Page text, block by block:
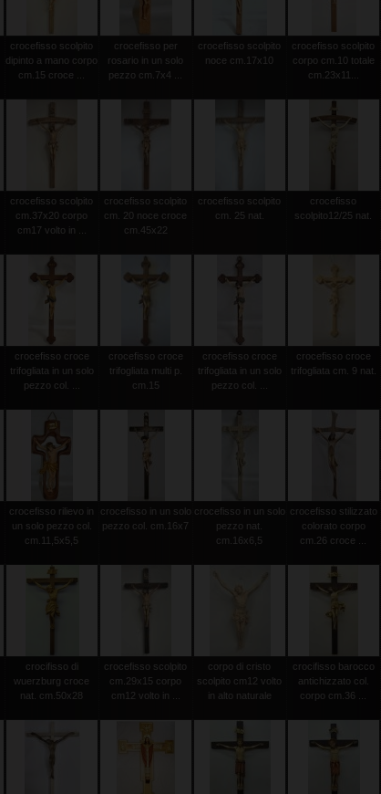
crocefisso scolpito
dipinto a mano corpo
cm.15 croce ...
crocefisso per
rosario in un solo
pezzo cm.7x4 ...
crocefisso scolpito
noce cm.17x10
crocefisso scolpito
corpo cm.10 totale
cm.23x11...
crocefisso scolpito
cm.37x20 corpo
cm17 volto in ...
crocefisso scolpito
cm. 20 noce croce
cm.45x22
crocefisso scolpito
cm. 25 nat.
crocefisso
scolpito12/25 nat.
crocefisso croce
trifogliata in un solo
pezzo col. ...
crocefisso croce
trifogliata multi p.
cm.15
crocefisso croce
trifogliata in un solo
pezzo col. ...
crocefisso croce
trifogliata cm. 9 nat.
crocefisso rilievo in
un solo pezzo col.
cm.11,5x5,5
crocefisso in un solo
pezzo col. cm.16x7
crocefisso in un solo
pezzo nat.
cm.16x6,5
crocefisso stilizzato
colorato corpo
cm.26 croce ...
crocifisso di
wuerzburg croce
nat. cm.50x28
crocefisso scolpito
cm.29x15 corpo
cm12 volto in ...
corpo di cristo
scolpito cm12 volto
in alto naturale
crocifisso barocco
antichizzato col.
corpo cm.36 ...